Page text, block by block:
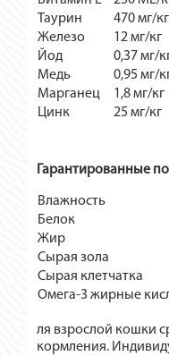
Таурин
470 мг/кг
Железо
12 мг/кг
Йод
0,37 мг/
Медь
0,95 мг/
Марганец
1,8 мг/кг
Цинк
25 мг/кг
Гарантированные
Влажность
Белок
Жир
Сырая зола
Сырая клетчатка
Омега-3 жирные
ля взрослой кошки
кормления.